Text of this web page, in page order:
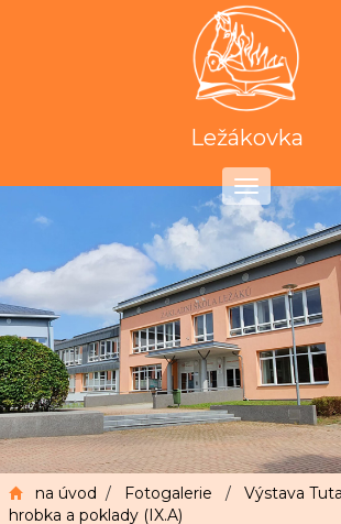
Ležákovka
Toggle
navigation
na úvod / Fotogalerie / Výstava
hrobka a poklady (IX.A)